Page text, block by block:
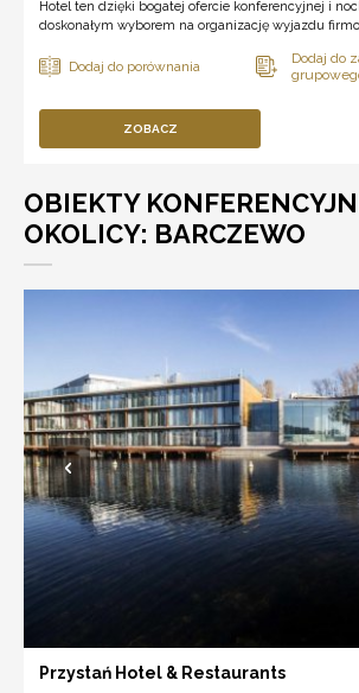
Hotel ten dzięki bogatej ofercie konferencyjnej i
doskonałym wyborem na organizację wyjazdu
ZOBACZ
OBIEKTY
OKOLICY: BARCZEWO
Przystań Hotel & Restaurants